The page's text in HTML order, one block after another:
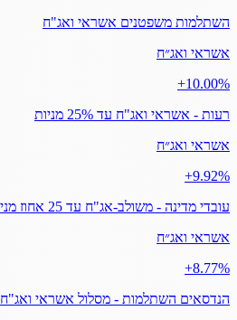
השתלמות משפטנים אשראי ואג"ח
אשראי ואג״ח
‎+10.00%
רעות - אשראי ואג"ח עד 25% מניות
אשראי ואג״ח
‎+9.92%
עובדי מדינה - משולב-אג"ח עד 25 אחוז מניות
אשראי ואג״ח
‎+8.77%
הנדסאים השתלמות - מסלול אשראי ואג"ח